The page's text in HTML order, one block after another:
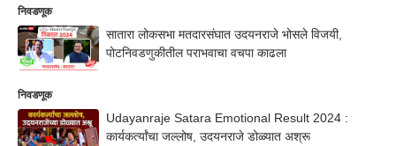
निवडणूक
सातारा लोकसभा मतदारसंघात उदयनराजे भोसले विजयी,
पोटनिवडणुकीतील पराभवाचा वचपा काढला
निवडणूक
Udayanraje Satara Emotional Result 2024 :
कार्यकर्त्यांचा जल्लोष, उदयनराजे डोळ्यात अश्रू